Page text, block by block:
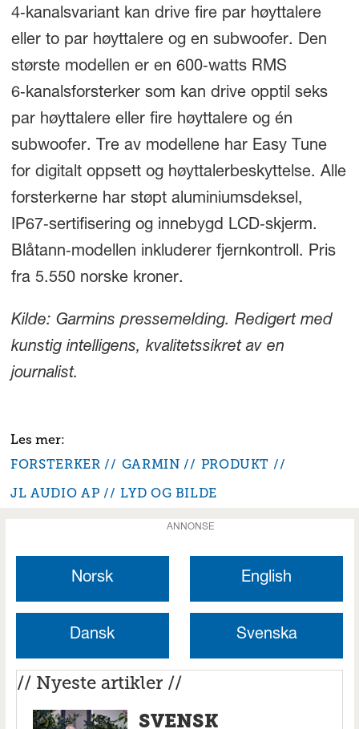
4‑kanalsvariant kan drive fire par høyttalere
eller to par høyttalere og en subwoofer. Den
største modellen er en 600‑watts RMS
6‑kanalsforsterker som kan drive opptil seks
par høyttalere eller fire høyttalere og én
subwoofer. Tre av modellene har Easy Tune
for digitalt oppsett og høyttalerbeskyttelse. Alle
forsterkerne har støpt aluminiumsdeksel,
IP67‑sertifisering og innebygd LCD‑skjerm.
Blåtann‑modellen inkluderer fjernkontroll. Pris
fra 5.550 norske kroner.
Kilde: Garmins pressemelding. Redigert med
kunstig intelligens, kvalitetssikret av en
journalist.
FORSTERKER GARMIN
PRODUKT
JL AUDIO AP
LYD OG BILDE
ANNONSE
Norsk English
Dansk Svenska
// Nyeste artikler //
SVENSK